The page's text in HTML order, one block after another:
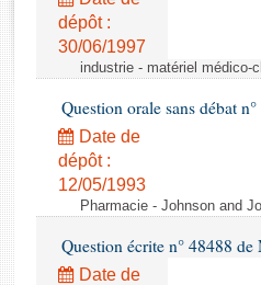
Rapports d'enquête
Rapports législatifs
Dossiers législatifs
Budget et sécurité sociale
Questions écrites et orales
dépôt :
30/06/1997
industrie - matériel médico-
Question orale sans débat
Date de
dépôt :
12/05/1993
Pharmacie - Johnson and
Question écrite n° 48488
Date de